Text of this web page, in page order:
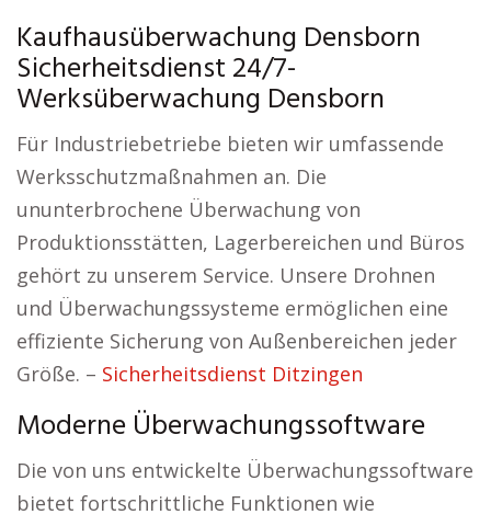
Kaufhausüberwachung Densborn
Sicherheitsdienst 24/7-
Werksüberwachung Densborn
Für Industriebetriebe bieten wir umfassende
Werksschutzmaßnahmen an. Die
ununterbrochene Überwachung von
Produktionsstätten, Lagerbereichen und Büros
gehört zu unserem Service. Unsere Drohnen
und Überwachungssysteme ermöglichen eine
effiziente Sicherung von Außenbereichen jeder
Größe. – Sicherheitsdienst Ditzingen
Moderne Überwachungssoftware
Die von uns entwickelte Überwachungssoftware
bietet fortschrittliche Funktionen wie